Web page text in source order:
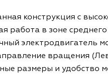
конструкция с
работа в зоне
электродвигатель
вращения
размеры и удобство